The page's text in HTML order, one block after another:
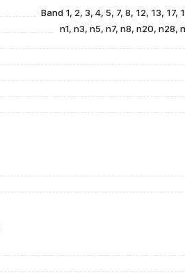
Band 1, 2, 3, 4, 5, 7, 8, 12, 13,
n1, n3, n5, n7, n8, n20, n28,